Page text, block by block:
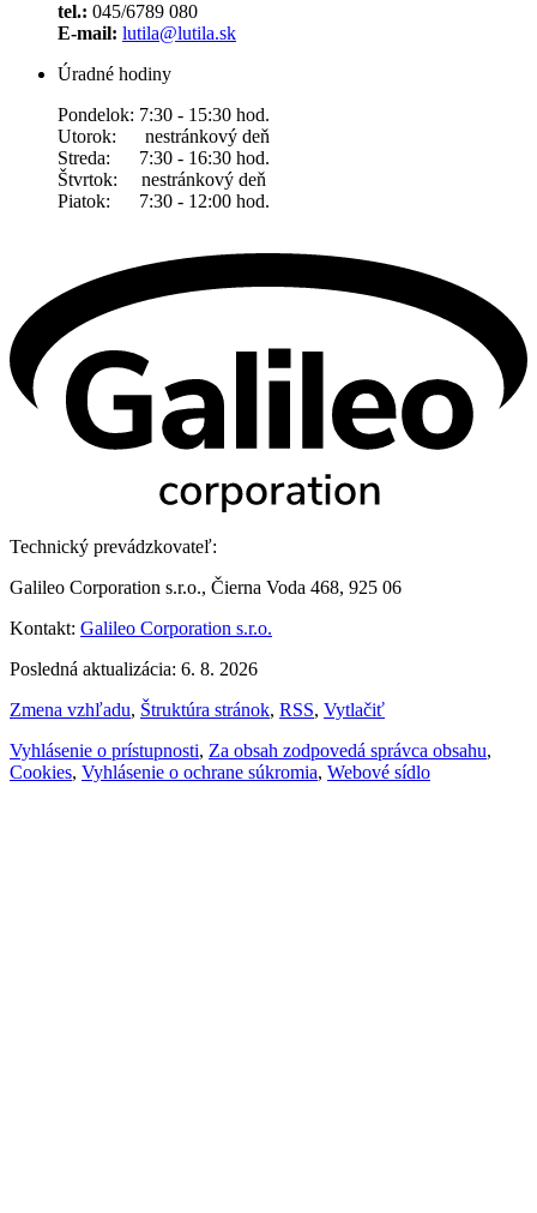
tel.: 045/6789 080
E-mail: lutila@lutila.sk
Úradné hodiny
Pondelok: 7:30 - 15:30 hod.
Utorok: nestránkový deň
Streda: 7:30 - 16:30 hod.
Štvrtok: nestránkový deň
Piatok: 7:30 - 12:00 hod.
Technický prevádzkovateľ:
Galileo Corporation s.r.o., Čierna Voda 468, 925 06
Kontakt: Galileo Corporation s.r.o.
Posledná aktualizácia: 6. 8. 2026
Zmena vzhľadu, Štruktúra stránok, RSS, Vytlačiť
Vyhlásenie o prístupnosti, Za obsah zodpovedá správca obsahu,
Cookies, Vyhlásenie o ochrane súkromia, Webové sídlo